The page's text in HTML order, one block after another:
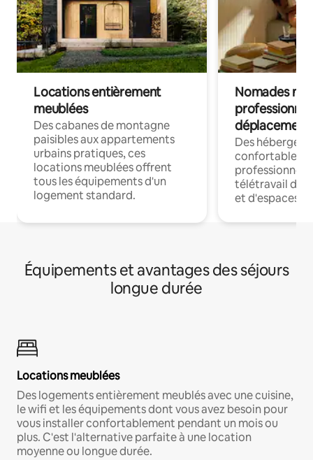
Locations entièrement
meublées
Des cabanes de montagne
paisibles aux appartements
urbains pratiques, ces
locations meublées offrent
tous les équipements d'un
logement standard.
Nomades
déplacement
Des
confortables
professionnels
télétravail
et d'espaces
Équipements et avantages des séjours
longue durée
Locations meublées
Des logements entièrement meublés avec une cuisine,
le wifi et les équipements dont vous avez besoin pour
vous installer confortablement pendant un mois ou
plus. C'est l'alternative parfaite à une location
moyenne ou longue durée.